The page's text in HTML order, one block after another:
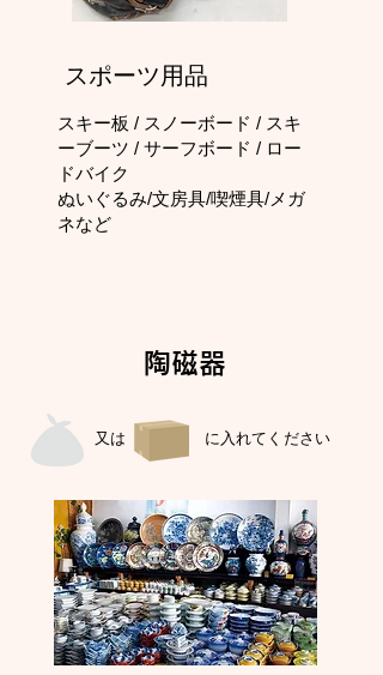
スポーツ用品
スキー板 / スノーボード / スキ
ーブーツ / サーフボード / ロー
ドバイク
ぬいぐるみ/文房具/喫煙具/メガ
ネなど
陶磁器
又は に入れてください